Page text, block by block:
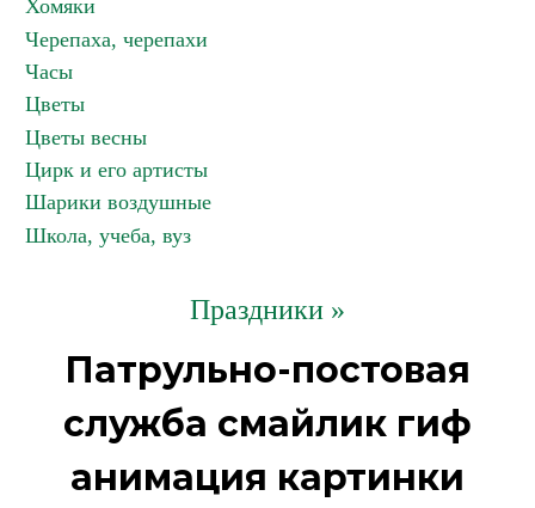
Хомяки
Черепаха, черепахи
Часы
Цветы
Цветы весны
Цирк и его артисты
Шарики воздушные
Школа, учеба, вуз
Праздники »
Патрульно-постовая
служба смайлик гиф
анимация картинки